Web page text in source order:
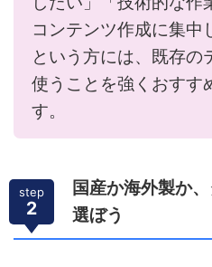
コンテンツ作成に集中
という方には、既存の
使うことを強くおすす
す。
step
2
国産か海外製か
選ぼう